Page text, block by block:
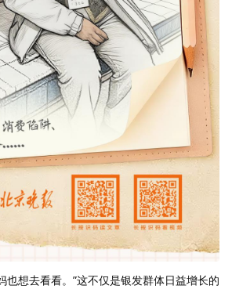
也想去看看。”这不仅是银发群体日益增长的